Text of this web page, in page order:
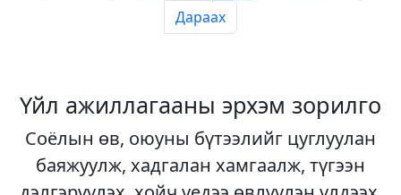
Дараах
Үйл ажиллагааны эрхэм зорилго
Соёлын өв, оюуны бүтээлийг цуглуулан
баяжуулж, хадгалан хамгаалж, түгээн